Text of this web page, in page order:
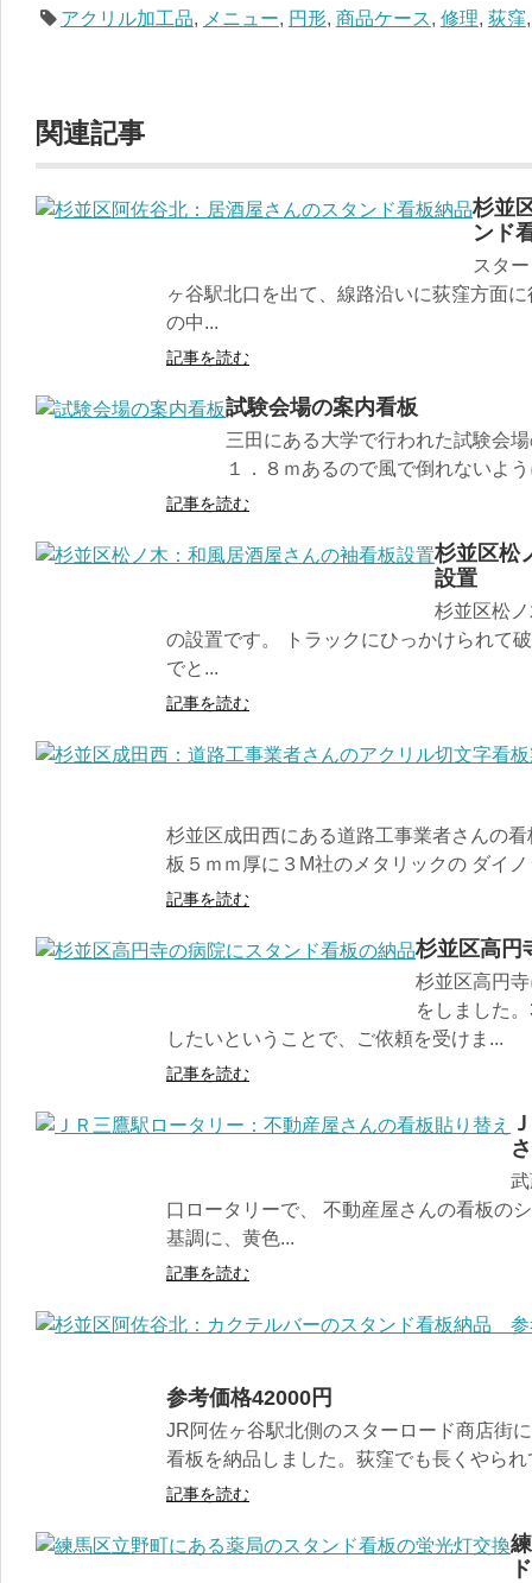
アクリル加工品, メニュー, 円形, 商品ケース, 修理, 荻窪
関連記事
杉並
ンド
スタ
ヶ谷駅北口を出て、線路沿いに荻窪方面
の中...
記事を読む
試験会場の案内看板
三田にある大学で行われた試験会
１．８ｍあるので風で倒れないよ
記事を読む
杉並区松
設置
杉並区松
の設置です。 トラックにひっかけられて
でと...
記事を読む
杉並区成田西にある道路工事業者さんの
板５ｍｍ厚に３M社のメタリックの ダイノ
記事を読む
杉並区高円
杉並区高円
をしました
したいということで、ご依頼を受けま...
記事を読む
口ロータリーで、 不動産屋さんの看板の
基調に、黄色...
記事を読む
参考価格42000円
JR阿佐ヶ谷駅北側のスターロード商店街
看板を納品しました。荻窪でも長くやられ
記事を読む